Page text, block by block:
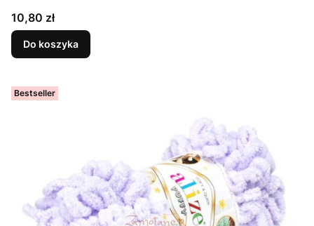
Cena
10,80 zł
Do koszyka
Bestseller